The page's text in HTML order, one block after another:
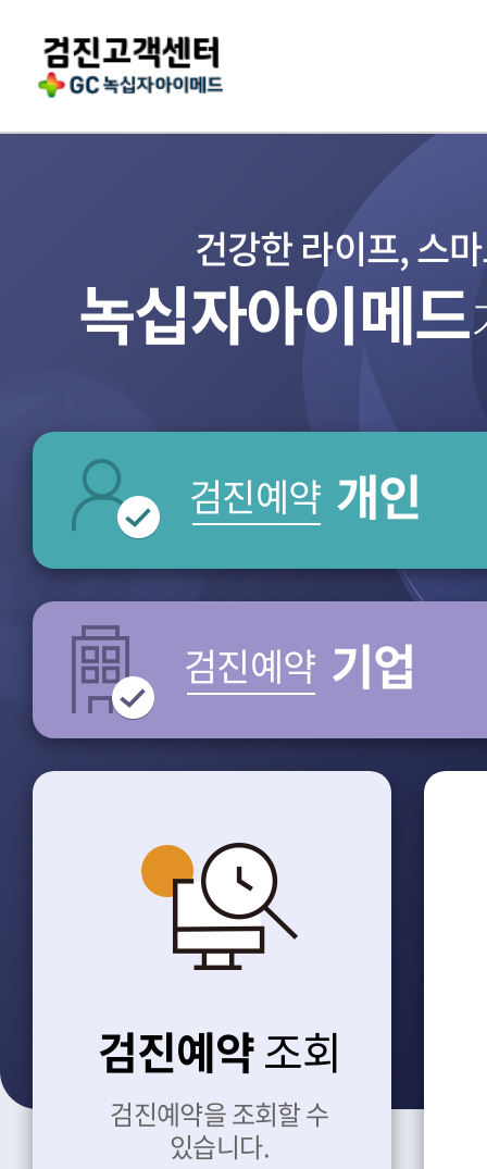
건강한 라이프, 스
녹십자아이메드
검진예약 개인
검진예약 기업
검진예약조회
검진예약을 조회할 수
있습니다.